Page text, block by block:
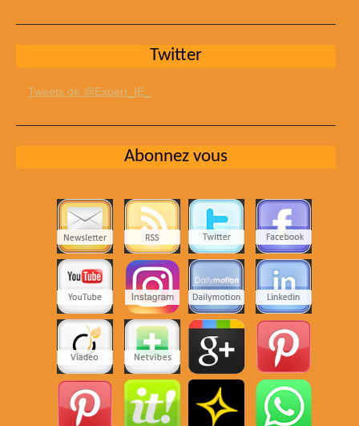
Twitter
Tweets de @Expert_IE_
Abonnez vous